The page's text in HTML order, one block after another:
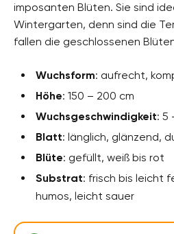
imposanten Blüten. Sie sind
Wintergarten, denn sind die
fallen die geschlossenen
Wuchsform: aufrecht,
Höhe: 150 – 200 cm
Wuchsgeschwindigkeit: 5
Blatt: länglich, glänzend,
Blüte: gefüllt, weiß bis rot
Substrat: frisch bis leicht
humos, leicht sauer